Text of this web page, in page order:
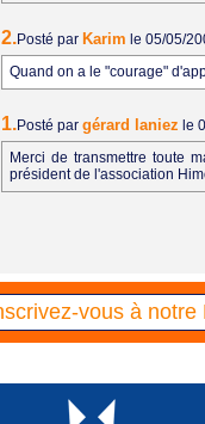
2.Posté par Karim le 05/05/
Quand on a le "courage"
1.Posté par gérard laniez le
Merci de transmettre toute
président de l'association